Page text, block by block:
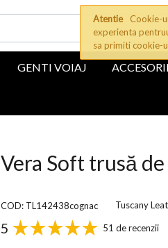
Atentie
Cookie-
experienta
sa primiti cookie-
GENTI VOIAJ ACCESORII
Vera Soft trusă
COD: TL142438cognac Tuscany
5 51 de recenzii